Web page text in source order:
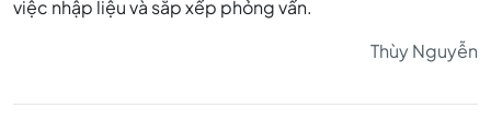
việc nhập liệu và sắp xếp phỏng vấn.
Thùy Nguyễn